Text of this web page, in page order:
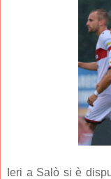
Ieri a Salò si è